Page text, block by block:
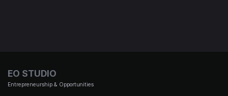
EO STUDIO
Entrepreneurship & Opportunities